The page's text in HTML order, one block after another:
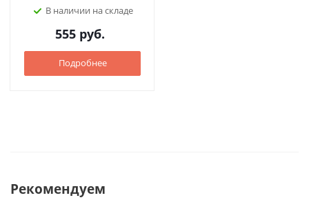
В наличии на складе
555 руб.
Подробнее
Рекомендуем